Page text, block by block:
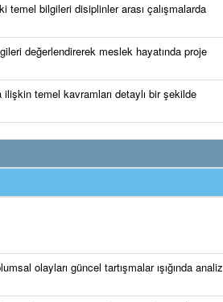
temel bilgileri disiplinler arası çalışmalarda
değerlendirerek meslek hayatında proje
temel kavramları detaylı bir şekilde
olayları güncel tartışmalar ışığında analiz